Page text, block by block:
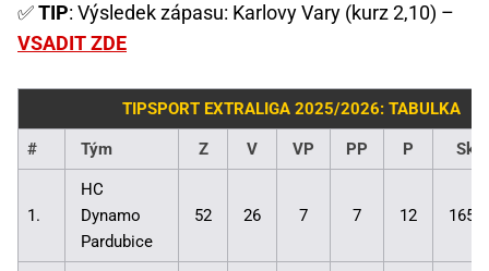
✅TIP: Výsledek zápasu: Karlovy Vary (kurz 2,10) –
VSADIT ZDE
TIPSPORT EXTRALIGA 2025/2026: TABULKA
# Tým Z V VP PP P
1.
HC
Dynamo
Pardubice
52 26 7 7 12